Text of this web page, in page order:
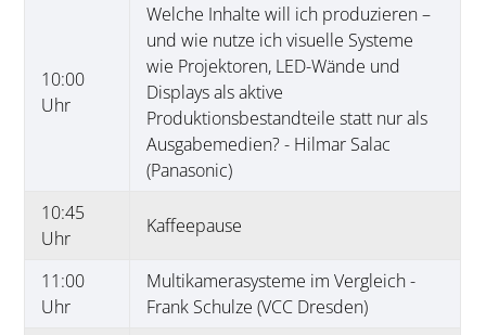
10:00
Uhr
Welche Inhalte will ich produzieren –
und wie nutze ich visuelle Systeme
wie Projektoren, LED-Wände und
Displays als aktive
Produktionsbestandteile statt nur als
Ausgabemedien? - Hilmar Salac
(Panasonic)
10:45
Uhr
Kaffeepause
11:00
Uhr
Multikamerasysteme im Vergleich -
Frank Schulze (VCC Dresden)